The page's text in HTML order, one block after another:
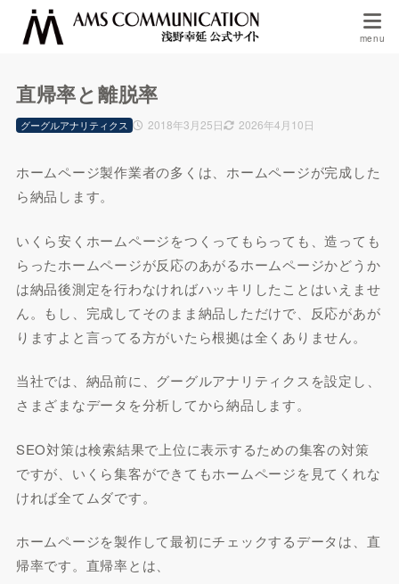
直帰率と離脱率
2018年3月25日 2026年4月10日
グーグルアナリティクス
ホームページ製作業者の多くは、ホームページが完成した
ら納品します。
いくら安くホームページをつくってもらっても、造っても
らったホームページが反応のあがるホームページかどうか
は納品後測定を行わなければハッキリしたことはいえませ
ん。もし、完成してそのまま納品しただけで、反応があが
りますよと言ってる方がいたら根拠は全くありません。
当社では、納品前に、グーグルアナリティクスを設定し、
さまざまなデータを分析してから納品します。
SEO対策は検索結果で上位に表示するための集客の対策
ですが、いくら集客ができてもホームページを見てくれな
ければ全てムダです。
ホームページを製作して最初にチェックするデータは、直
帰率です。直帰率とは、